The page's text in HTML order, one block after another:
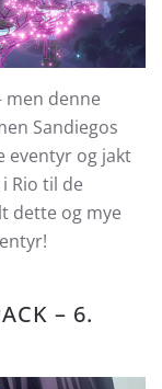
men denne
Sandiegos
eventyr og jakt
Rio til de
dette og mye
– 6.